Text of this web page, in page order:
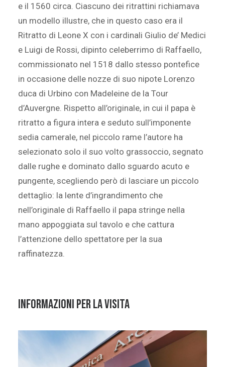
e il 1560 circa. Ciascuno dei ritrattini richiamava
un modello illustre, che in questo caso era il
Ritratto di Leone X con i cardinali Giulio de’ Medici
e Luigi de Rossi, dipinto celeberrimo di Raffaello,
commissionato nel 1518 dallo stesso pontefice
in occasione delle nozze di suo nipote Lorenzo
duca di Urbino con Madeleine de la Tour
d’Auvergne. Rispetto all’originale, in cui il papa è
ritratto a figura intera e seduto sull’imponente
sedia camerale, nel piccolo rame l’autore ha
selezionato solo il suo volto grassoccio, segnato
dalle rughe e dominato dallo sguardo acuto e
pungente, scegliendo però di lasciare un piccolo
dettaglio: la lente d’ingrandimento che
nell’originale di Raffaello il papa stringe nella
mano appoggiata sul tavolo e che cattura
l’attenzione dello spettatore per la sua
raffinatezza.
INFORMAZIONI PER LA VISITA